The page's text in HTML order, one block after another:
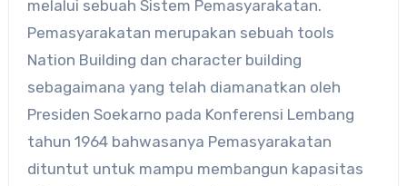
melalui sebuah Sistem Pemasyarakatan.
Pemasyarakatan merupakan sebuah tools
Nation Building dan character building
sebagaimana yang telah diamanatkan oleh
Presiden Soekarno pada Konferensi Lembang
tahun 1964 bahwasanya Pemasyarakatan
dituntut untuk mampu membangun kapasitas